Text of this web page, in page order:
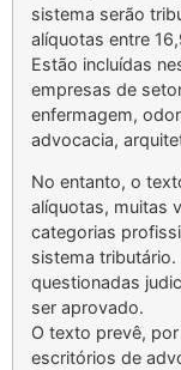
sistema serão
alíquotas entre
Estão incluídas
empresas de
enfermagem,
advocacia,
No entanto, o
alíquotas, muitas
categorias
sistema
questionadas
ser aprovado.
O texto prevê,
escritórios de